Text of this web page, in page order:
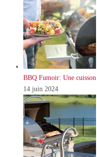
BBQ Fumoir: Une cuisson
14 juin 2024